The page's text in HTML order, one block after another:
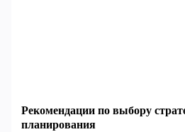
Рекомендации по выбору
планирования